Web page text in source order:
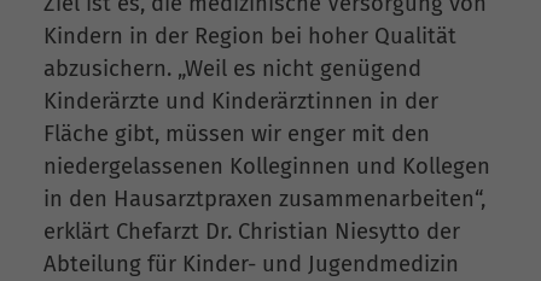
Kindern in der Region bei hoher Qualität
abzusichern. „Weil es nicht genügend
Kinderärzte und Kinderärztinnen in der
Fläche gibt, müssen wir enger mit den
niedergelassenen Kolleginnen und Kollegen
in den Hausarztpraxen zusammenarbeiten“,
erklärt Chefarzt Dr. Christian Niesytto der
Abteilung für Kinder- und Jugendmedizin